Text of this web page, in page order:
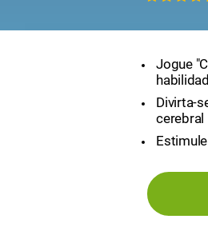
Jogue
Divirta-
cerebral